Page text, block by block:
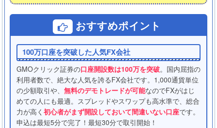
おすすめポイント
100万口座を突破した人気FX会社
GMOクリック証券の口座開設数は100万を突破。国内屈指の
利用者数で、絶大な人気を誇るFX会社です。1,000通貨単位
の少額取引や、 無料のデモトレードが可能なのでFXがはじ
めての人にも最適。スプレッドやスワップも高水準で、総合
力が高く 初心者がまず開設しておいて間違いない口座です。
申込は最短5分で完了！最短30分で取引開始！